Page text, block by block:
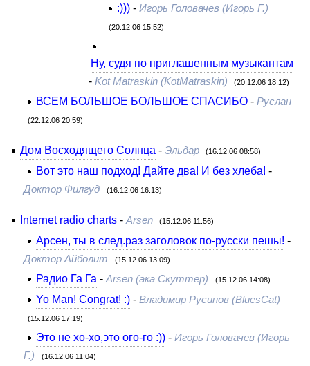
:))) -Игорь Головачев (Игорь Г.)
(20.12.06 15:52)
Ну, судя по приглашенным музыкантам
- Kot Matraskin (KotMatraskin) (20.12.06 18:12)
ВСЕМ БОЛЬШОЕ БОЛЬШОЕ СПАСИБО -Руслан
(22.12.06 20:59)
Дом Восходящего Солнца - Эльдар (16.12.06 08:58)
Вот это наш подход! Дайте два! И без хлеба! -
Доктор Филгуд (16.12.06 16:13)
Internet radio charts- Arsen (15.12.06 11:56)
Арсен, ты в след.раз заголовок по-русски пешы! -
Доктор Айболит (15.12.06 13:09)
Радио Га Га -Arsen (ака Скуттер) (15.12.06 14:08)
Yo Man! Congrat! :) -Владимир Русинов (BluesCat)
(15.12.06 17:19)
Это не хо-хо,это ого-го :)) -Игорь Головачев (Игорь
Г.)
(16.12.06 11:04)